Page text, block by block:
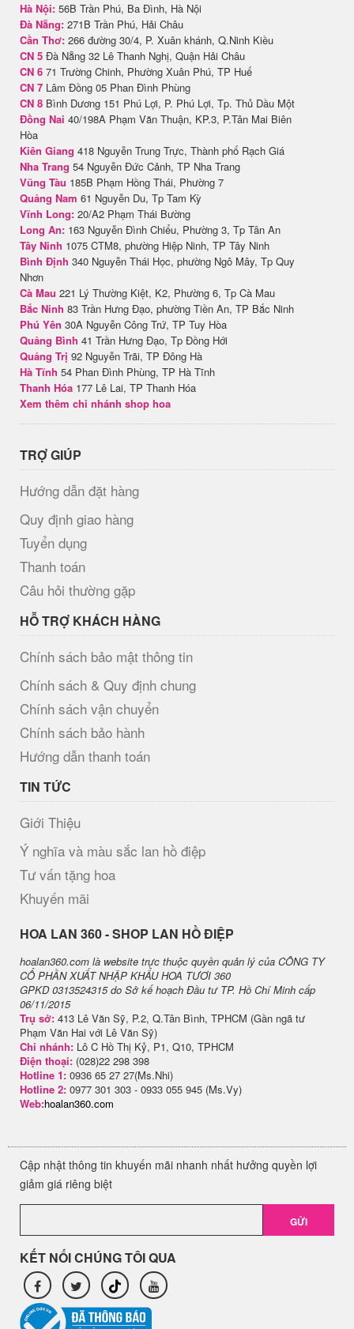
Hà Nội: 56B Trần Phú, Ba Đình, Hà Nội
Đà Nẵng: 271B Trần Phú, Hải Châu
Cần Thơ: 266 đường 30/4, P. Xuân khánh, Q.Ninh Kiều
CN 5 Đà Nẵng 32 Lê Thanh Nghị, Quận Hải Châu
CN 6 71 Trường Chinh, Phường Xuân Phú, TP Huế
CN 7 Lâm Đồng 05 Phan Đình Phùng
CN 8 Bình Dương 151 Phú Lợi, P. Phú Lợi, Tp. Thủ Dầu Một
Đồng Nai 40/198A Phạm Văn Thuận, KP.3, P.Tân Mai Biên
Hòa
Kiên Giang 418 Nguyễn Trung Trực, Thành phố Rạch Giá
Nha Trang 54 Nguyễn Đức Cảnh, TP Nha Trang
Vũng Tàu 185B Phạm Hồng Thái, Phường 7
Quảng Nam 61 Nguyễn Du, Tp Tam Kỳ
Vĩnh Long: 20/A2 Phạm Thái Bường
Long An: 163 Nguyễn Đình Chiểu, Phường 3, Tp Tân An
Tây Ninh 1075 CTM8, phường Hiệp Ninh, TP Tây Ninh
Bình Định 340 Nguyễn Thái Học, phường Ngô Mây, Tp Quy
Nhơn
Cà Mau 221 Lý Thường Kiệt, K2, Phường 6, Tp Cà Mau
Bắc Ninh 83 Trần Hưng Đạo, phường Tiền An, TP Bắc Ninh
Phú Yên 30A Nguyễn Công Trứ, TP Tuy Hòa
Quảng Bình 41 Trần Hưng Đạo, Tp Đồng Hới
Quảng Trị 92 Nguyễn Trãi, TP Đông Hà
Hà Tĩnh 54 Phan Đình Phùng, TP Hà Tĩnh
Thanh Hóa 177 Lê Lai, TP Thanh Hóa
Xem thêm chi nhánh shop hoa
TRỢ GIÚP
Hướng dẫn đặt hàng
Quy định giao hàng
Tuyển dụng
Thanh toán
Câu hỏi thường gặp
HỖ TRỢ KHÁCH HÀNG
Chính sách bảo mật thông tin
Chính sách & Quy định chung
Chính sách vận chuyển
Chính sách bảo hành
Hướng dẫn thanh toán
TIN TỨC
Giới Thiệu
Ý nghĩa và màu sắc lan hồ điệp
Tư vấn tặng hoa
Khuyến mãi
H​OA LAN 360 - SHOP LAN HỒ ĐIỆP
hoalan360.com là website trực thuộc quyền quản lý của CÔNG TY
CỔ PHẦN XUẤT NHẬP KHẨU HOA TƯƠI 360
GPKD 0313524315 do Sở kế hoạch Đầu tư TP. Hồ Chí Minh cấp
06/11/2015
Trụ sở: 413 Lê Văn Sỹ, P.2, Q.Tân Bình, TPHCM (Gần ngã tư
Phạm Văn Hai với Lê Văn Sỹ)
Chi nhánh: Lô C Hồ Thị Kỷ, P1, Q10, TPHCM
Điện thoại: (028)22 298 398
Hotline 1: 0936 65 27 27(Ms.Nhi)
Hotline 2: 0977 301 303 - 0933 055 945 (Ms.Vy)
Web:hoalan360.com
Cập nhật thông tin khuyến mãi nhanh nhất hưởng quyền lợi
giảm giá riêng biệt
GỬI
KẾT NỐI CHÚNG TÔI QUA